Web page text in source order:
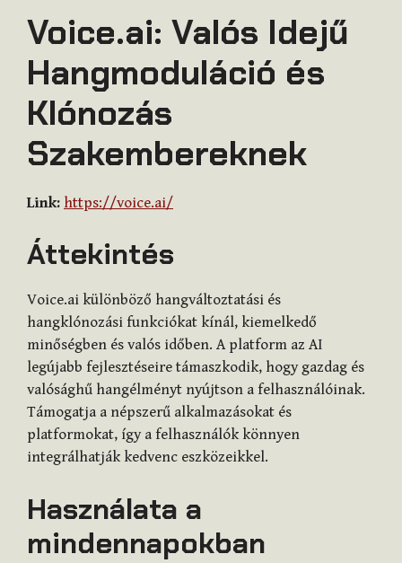
Voice.ai: Valós Idejű
Hangmoduláció és
Klónozás
Szakembereknek
Link: https://voice.ai/
Áttekintés
Voice.ai különböző hangváltoztatási és
hangklónozási funkciókat kínál, kiemelkedő
minőségben és valós időben. A platform az AI
legújabb fejlesztéseire támaszkodik, hogy gazdag és
valósághű hangélményt nyújtson a felhasználóinak.
Támogatja a népszerű alkalmazásokat és
platformokat, így a felhasználók könnyen
integrálhatják kedvenc eszközeikkel.
Használata a
mindennapokban